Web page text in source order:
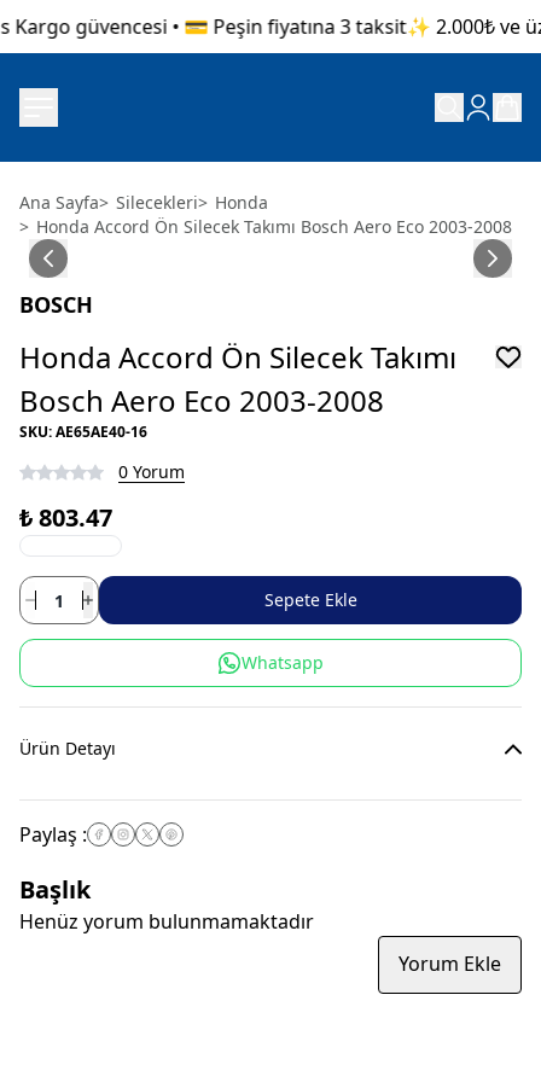
güvencesi • 💳 Peşin fiyatına 3 taksit✨ 2.000₺ ve
Ana Sayfa> Silecekleri> Honda
> Honda Accord Ön Silecek Takımı Bosch Aero Eco 2003-2008
BOSCH
Honda Accord Ön Silecek Takımı
Bosch Aero Eco 2003-2008
SKU:AE65AE40-16
0 Yorum
₺ 803.47
Sepete Ekle
Whatsapp
Ürün Detayı
Paylaş :
Başlık
Henüz yorum bulunmamaktadır
Yorum Ekle